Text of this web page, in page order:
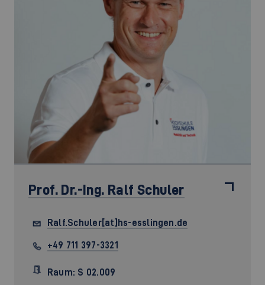
Prof. Dr.-Ing. Ralf Schuler
Ralf.Schuler[at]hs-esslingen.de
+49 711 397-3321
Raum: S 02.009